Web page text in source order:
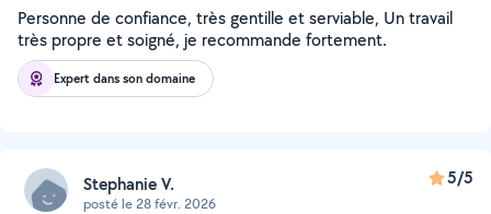
Personne de confiance, très gentille et serviable, Un travail
très propre et soigné, je recommande fortement.
Expert dans son domaine
Stephanie V.
posté le 28 févr. 2026
5/5